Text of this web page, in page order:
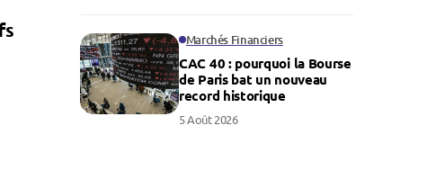
Marchés Financiers
CAC 40 : pourquoi la Bourse
de Paris bat un nouveau
record historique
5 Août 2026